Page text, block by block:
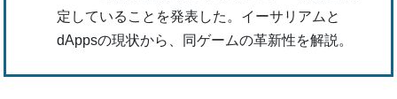
定していることを発表した。イーサリアムと
dAppsの現状から、同ゲームの革新性を解説。